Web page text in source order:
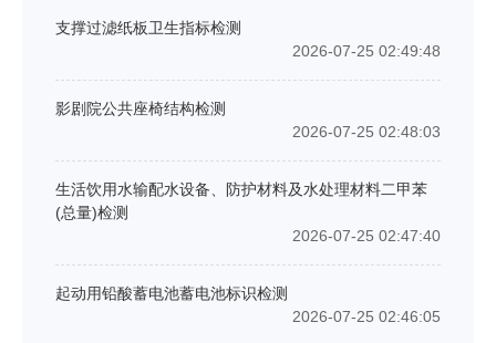
支撑过滤纸板卫生指标检测
2026-07-25 02:49:48
影剧院公共座椅结构检测
2026-07-25 02:48:03
生活饮用水输配水设备、防护材料及水处理材料二甲苯
(总量)检测
2026-07-25 02:47:40
起动用铅酸蓄电池蓄电池标识检测
2026-07-25 02:46:05